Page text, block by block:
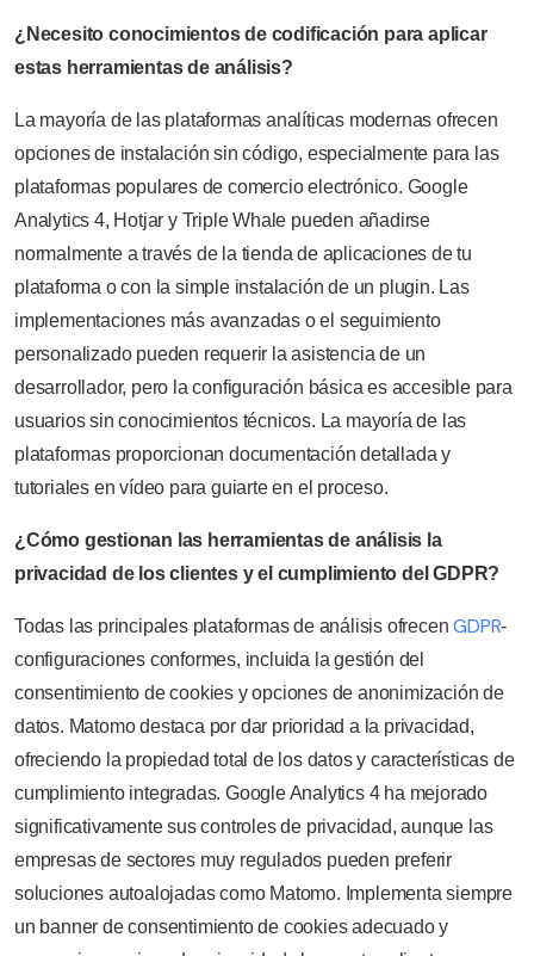
¿Necesito conocimientos de codificación para aplicar
estas herramientas de análisis?
La mayoría de las plataformas analíticas modernas ofrecen
opciones de instalación sin código, especialmente para las
plataformas populares de comercio electrónico. Google
Analytics 4, Hotjar y Triple Whale pueden añadirse
normalmente a través de la tienda de aplicaciones de tu
plataforma o con la simple instalación de un plugin. Las
implementaciones más avanzadas o el seguimiento
personalizado pueden requerir la asistencia de un
desarrollador, pero la configuración básica es accesible para
usuarios sin conocimientos técnicos. La mayoría de las
plataformas proporcionan documentación detallada y
tutoriales en vídeo para guiarte en el proceso.
¿Cómo gestionan las herramientas de análisis la
privacidad de los clientes y el cumplimiento del GDPR?
Todas las principales plataformas de análisis ofrecen GDPR-
configuraciones conformes, incluida la gestión del
consentimiento de cookies y opciones de anonimización de
datos. Matomo destaca por dar prioridad a la privacidad,
ofreciendo la propiedad total de los datos y características de
cumplimiento integradas. Google Analytics 4 ha mejorado
significativamente sus controles de privacidad, aunque las
empresas de sectores muy regulados pueden preferir
soluciones autoalojadas como Matomo. Implementa siempre
un banner de consentimiento de cookies adecuado y